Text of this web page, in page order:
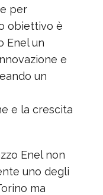
per
obiettivo è
Enel un
e
un
e la crescita
Enel non
uno degli
ma